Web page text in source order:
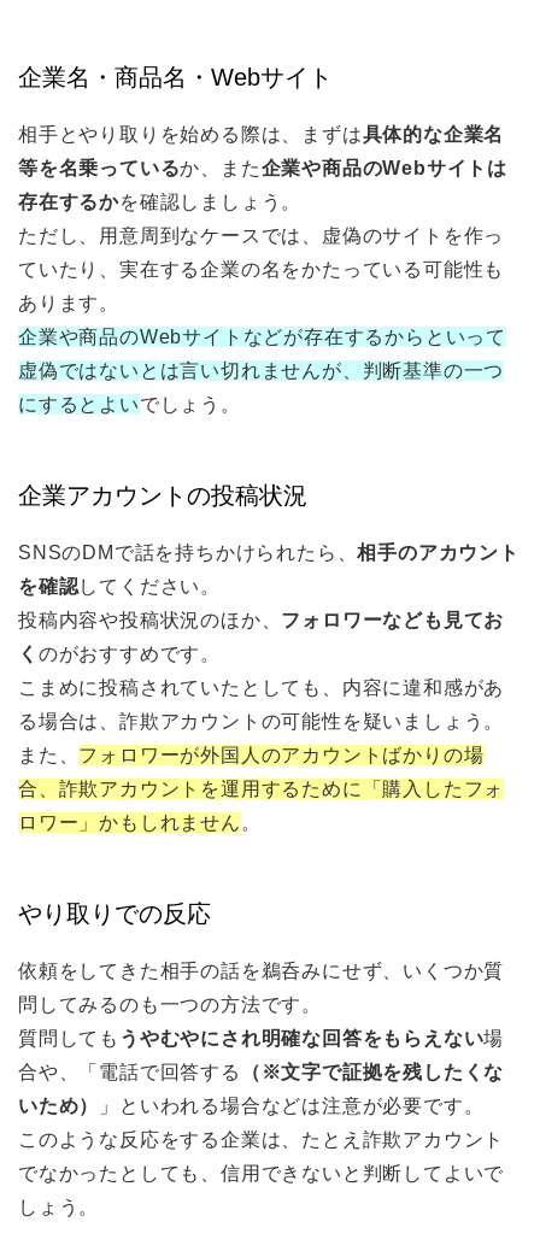
企業名・商品名・Webサイト
相手とやり取りを始める際は、まずは具体的な企業名
等を名乗っているか、また企業や商品のWebサイトは
存在するかを確認しましょう。
ただし、用意周到なケースでは、虚偽のサイトを作っ
ていたり、実在する企業の名をかたっている可能性も
あります。
企業や商品のWebサイトなどが存在するからといって
虚偽ではないとは言い切れませんが、判断基準の一つ
にするとよいでしょう。
企業アカウントの投稿状況
SNSのDMで話を持ちかけられたら、相手のアカウント
を確認してください。
投稿内容や投稿状況のほか、 フォロワーなども見てお
く のがおすすめです。
こまめに投稿されていたとしても、内容に違和感があ
る場合は、詐欺アカウントの可能性を疑いましょう。
また、 フォロワーが外国人のアカウントばかりの場
合、詐欺アカウントを運用するために「購入したフォ
ロワー」かもしれません 。
やり取りでの反応
依頼をしてきた相手の話を鵜呑みにせず、いくつか質
問してみるのも一つの方法です。
質問しても うやむやにされ明確な回答をもらえない場
合や、「電話で回答する
（※文字で証拠を残したくな
いため）
」といわれる場合などは注意が必要です。
このような反応をする企業は、たとえ詐欺アカウント
でなかったとしても、信用できないと判断してよいで
しょう。